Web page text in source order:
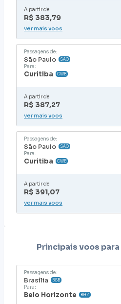
A partir de:
R$ 383,79
ver mais voos
Passagens de:
São Paulo SAO
Para:
Curitiba CWB
A partir de:
R$ 387,27
ver mais voos
Passagens de:
São Paulo SAO
Para:
Curitiba CWB
A partir de:
R$ 391,07
ver mais voos
Principais voos para
Passagens de:
Brasília BSB
Para:
Belo Horizonte BHZ